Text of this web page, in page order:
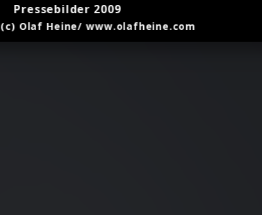
Pressebilder 2009
(c) Olaf Heine/ www.olafheine.com